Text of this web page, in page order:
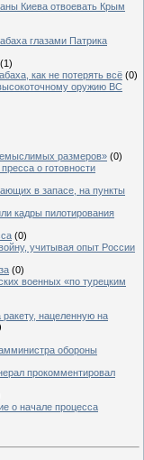
Киева отвоевать Крым
глазами Патрика
(1)
как не потерять всё (0)
оружию ВС
размеров» (0)
о готовности
в запасе, на пункты
кадры пилотирования
(0)
учитывая опыт России
(0)
военных «по турецким
нацеленную на
обороны
прокомментировал
о начале процесса